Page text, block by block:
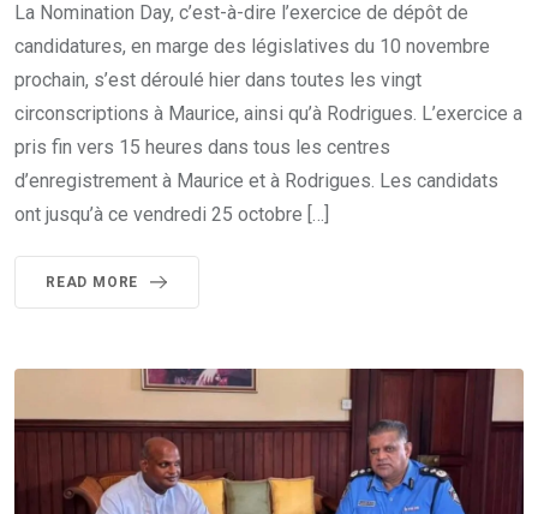
La Nomination Day, c’est-à-dire l’exercice de dépôt de
candidatures, en marge des législatives du 10 novembre
prochain, s’est déroulé hier dans toutes les vingt
circonscriptions à Maurice, ainsi qu’à Rodrigues. L’exercice a
pris fin vers 15 heures dans tous les centres
d’enregistrement à Maurice et à Rodrigues. Les candidats
ont jusqu’à ce vendredi 25 octobre […]
READ MORE